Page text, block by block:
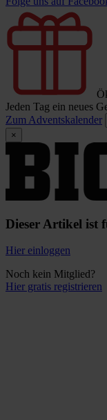
Jeden Tag ein neues
Zum Adventskalender
×
Dieser Artikel ist
Hier einloggen
Noch kein Mitglied?
Hier gratis registrieren